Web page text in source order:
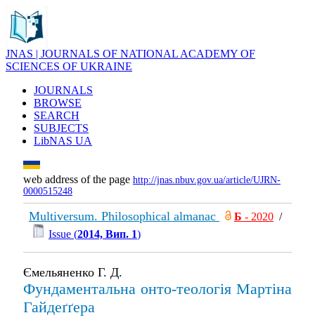
JNAS | JOURNALS OF NATIONAL ACADEMY OF
SCIENCES OF UKRAINE
JOURNALS
BROWSE
SEARCH
SUBJECTS
LibNAS UA
web address of the page http://jnas.nbuv.gov.ua/article/UJRN-
0000515248
Multiversum. Philosophical almanac Б - 2020 /
Issue (2014, Вип. 1)
Ємельяненко Г. Д.
Фундаментальна онто-теологія Мартіна
Гайдеґґера